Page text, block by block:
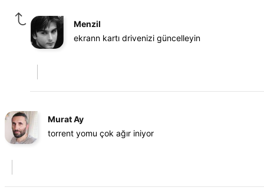
Menzil
ekrann kartı drivenizi güncelleyin
Murat Ay
torrent yomu çok ağır iniyor